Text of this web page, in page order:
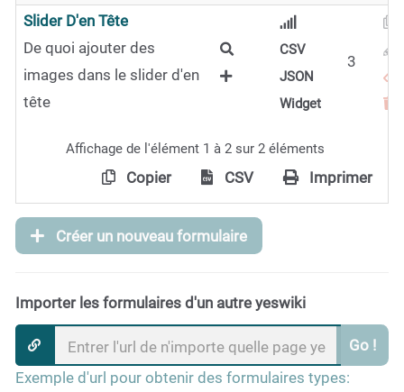
Slider D'en Tête
De quoi ajouter des
images dans le slider d'en
tête
CSV
JSON
Widget
3
Affichage de l'élément 1 à 2 sur 2 éléments
Copier CSV Imprimer
Créer un nouveau formulaire
Importer les formulaires d'un autre yeswiki
Go !
Exemple d'url pour obtenir des formulaires types: